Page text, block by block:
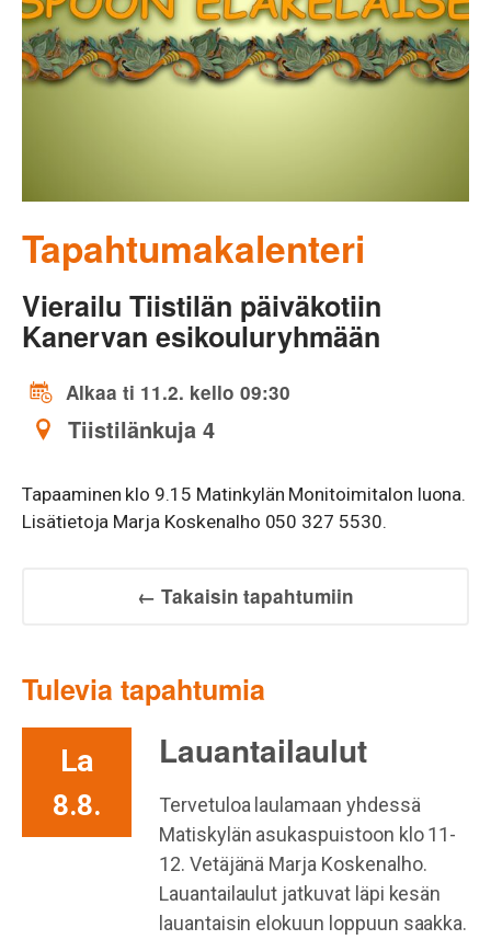
Tapahtumakalenteri
Vierailu Tiistilän päiväkotiin
Kanervan esikouluryhmään
Alkaa ti 11.2. kello 09:30
Tiistilänkuja 4
Tapaaminen klo 9.15 Matinkylän Monitoimitalon luona.
Lisätietoja Marja Koskenalho 050 327 5530.
← Takaisin tapahtumiin
Tulevia tapahtumia
La
8.8.
Lauantailaulut
Tervetuloa laulamaan yhdessä
Matiskylän asukaspuistoon klo 11-
12. Vetäjänä Marja Koskenalho.
Lauantailaulut jatkuvat läpi kesän
lauantaisin elokuun loppuun saakka.